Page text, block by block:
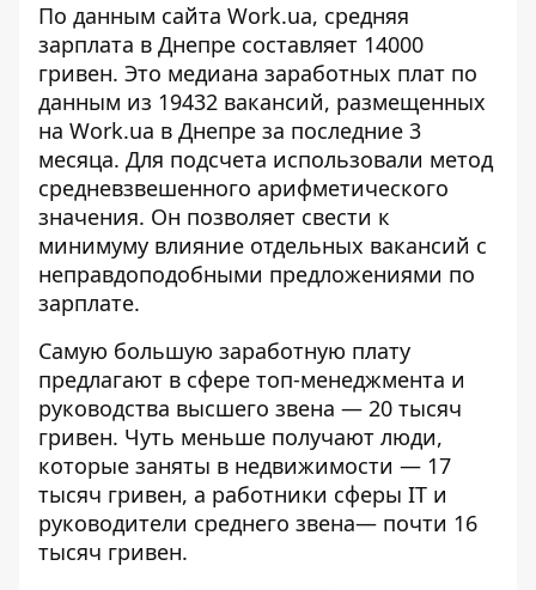
По данным сайта Work.ua, средняя
зарплата в Днепре составляет 14000
гривен. Это медиана заработных плат по
данным из 19432 вакансий, размещенных
на Work.ua в Днепре за последние 3
месяца. Для подсчета использовали метод
средневзвешенного арифметического
значения. Он позволяет свести к
минимуму влияние отдельных вакансий с
неправдоподобными предложениями по
зарплате.
Самую большую заработную плату
предлагают в сфере топ-менеджмента и
руководства высшего звена — 20 тысяч
гривен. Чуть меньше получают люди,
которые заняты в недвижимости — 17
тысяч гривен, а работники сферы IT и
руководители среднего звена— почти 16
тысяч гривен.